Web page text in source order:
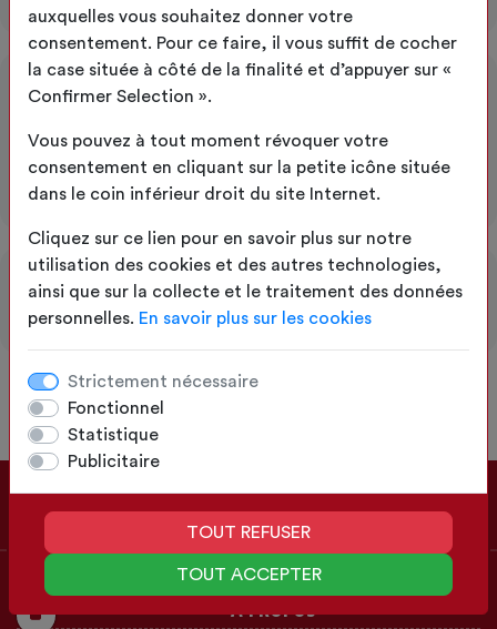
auxquelles vous souhaitez donner votre
consentement. Pour ce faire, il vous suffit de cocher
la case située à côté de la finalité et d’appuyer sur «
Confirmer Selection ».
Vous pouvez à tout moment révoquer votre
consentement en cliquant sur la petite icône située
dans le coin inférieur droit du site Internet.
Cliquez sur ce lien pour en savoir plus sur notre
utilisation des cookies et des autres technologies,
ainsi que sur la collecte et le traitement des données
personnelles. En savoir plus sur les cookies
Strictement nécessaire
Fonctionnel
Statistique
Publicitaire
TOUT REFUSER
TOUT ACCEPTER
Accessoires et
Accessoires Vendange
Accessoires Bâche de pergola
À PROPOS